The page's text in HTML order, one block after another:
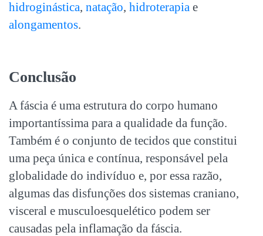
hidroginástica, natação, hidroterapia e
alongamentos.
Conclusão
A fáscia é uma estrutura do corpo humano
importantíssima para a qualidade da função.
Também é o conjunto de tecidos que constitui
uma peça única e contínua, responsável pela
globalidade do indivíduo e, por essa razão,
algumas das disfunções dos sistemas craniano,
visceral e musculoesquelético podem ser
causadas pela inflamação da fáscia.